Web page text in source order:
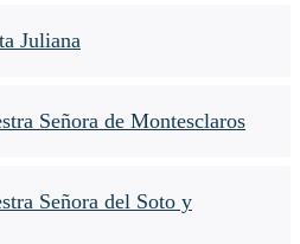
Juliana
Señora de Montesclaros
Señora del Soto y